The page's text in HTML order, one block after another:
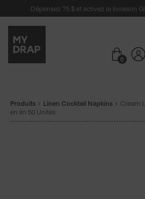
Dépensez 75 $ et activez la livraison
0
Produits Linen Cocktail Napkins
Cream
en lin 50 Unites